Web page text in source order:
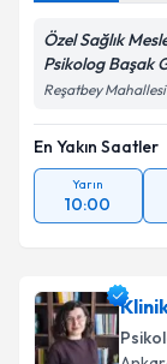
Özel Sağlık
Psikolog Başak
Reşatbey
En Yakın Saatler
Yarın
10:00